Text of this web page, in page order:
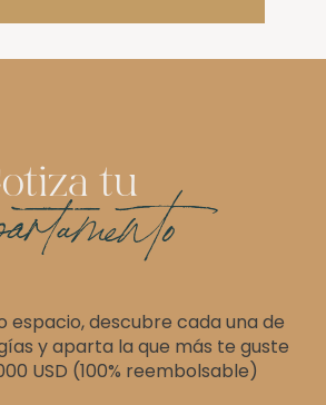
tu
espacio, descubre cada una de
y aparta la que más te guste
USD (100% reembolsable)